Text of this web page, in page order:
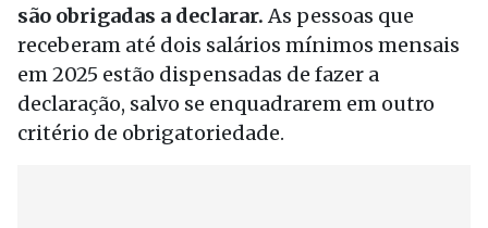
são obrigadas a declarar.As pessoas que
receberam até dois salários mínimos mensais
em 2025 estão dispensadas de fazer a
declaração, salvo se enquadrarem em outro
critério de obrigatoriedade.